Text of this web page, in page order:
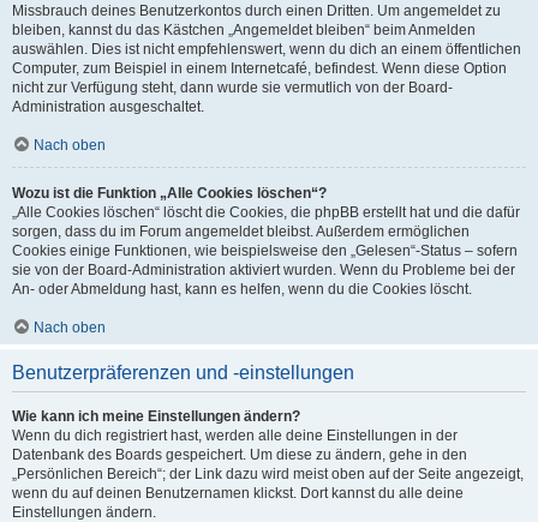
Missbrauch deines Benutzerkontos durch einen Dritten. Um angemeldet zu
bleiben, kannst du das Kästchen „Angemeldet bleiben“ beim Anmelden
auswählen. Dies ist nicht empfehlenswert, wenn du dich an einem öffentlichen
Computer, zum Beispiel in einem Internetcafé, befindest. Wenn diese Option
nicht zur Verfügung steht, dann wurde sie vermutlich von der Board-
Administration ausgeschaltet.
Nach oben
Wozu ist die Funktion „Alle Cookies löschen“?
„Alle Cookies löschen“ löscht die Cookies, die phpBB erstellt hat und die dafür
sorgen, dass du im Forum angemeldet bleibst. Außerdem ermöglichen
Cookies einige Funktionen, wie beispielsweise den „Gelesen“-Status – sofern
sie von der Board-Administration aktiviert wurden. Wenn du Probleme bei der
An- oder Abmeldung hast, kann es helfen, wenn du die Cookies löscht.
Nach oben
Benutzerpräferenzen und -einstellungen
Wie kann ich meine Einstellungen ändern?
Wenn du dich registriert hast, werden alle deine Einstellungen in der
Datenbank des Boards gespeichert. Um diese zu ändern, gehe in den
„Persönlichen Bereich“; der Link dazu wird meist oben auf der Seite angezeigt,
wenn du auf deinen Benutzernamen klickst. Dort kannst du alle deine
Einstellungen ändern.